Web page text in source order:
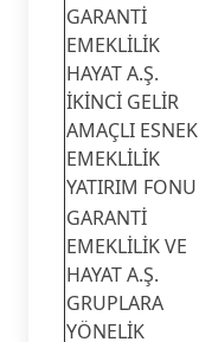
GARANTİ
EMEKLİLİK
HAYAT A.Ş.
İKİNCİ GELİR
AMAÇLI ESNEK
EMEKLİLİK
YATIRIM FONU
GARANTİ
EMEKLİLİK VE
HAYAT A.Ş.
GRUPLARA
YÖNELİK